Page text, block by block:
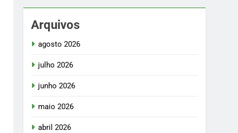
Arquivos
agosto 2026
julho 2026
junho 2026
maio 2026
abril 2026